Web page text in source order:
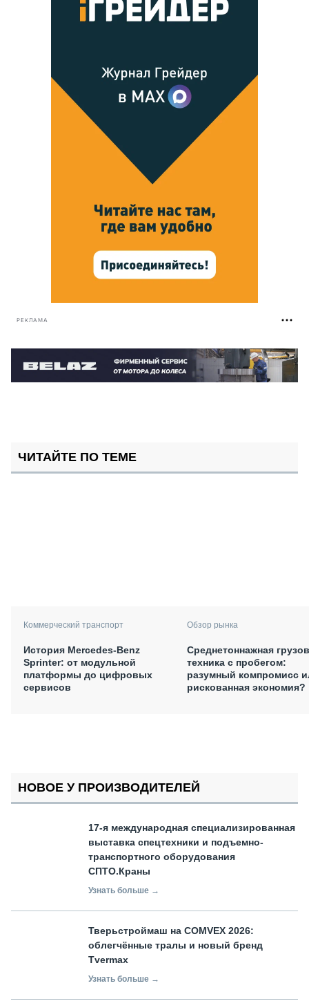
РЕКЛАМА
ЧИТАЙТЕ ПО ТЕМЕ
Коммерческий транспорт
История Mercedes-Benz
Sprinter: от модульной
платформы до цифровых
сервисов
Обзор рынка
Среднетоннажная
техника с пробегом:
разумный компромисс
рискованная экономия?
НОВОЕ У ПРОИЗВОДИТЕЛЕЙ
17-я международная специализированная
выставка спецтехники и подъемно-
транспортного оборудования
СПТО.Краны
Узнать больше →
Тверьстроймаш на COMVEX 2026:
облегчённые тралы и новый бренд
Tvermax
Узнать больше →